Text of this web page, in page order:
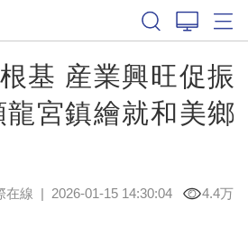
基 産業興旺促振
宮鎮繪就和美鄉
在線 | 2026-01-15 14:30:04 4.4万